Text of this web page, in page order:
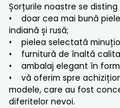
Șorțurile noastre se disting
• doar cea mai bună
indiană și rusă;
• pielea selectată
• furnitură de înaltă
• ambalaj elegant în
• vă oferim spre
modele, care au fost
diferitelor nevoi.